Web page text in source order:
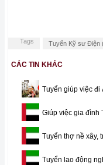
Tags Tuyển Kỹ sư Điện
CÁC TIN KHÁC
Tuyển giúp việc đi
Giúp việc gia đình
Tuyển thợ nề xây,
Tuyển lao động